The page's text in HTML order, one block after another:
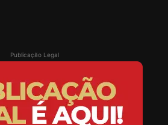
Publicação Legal